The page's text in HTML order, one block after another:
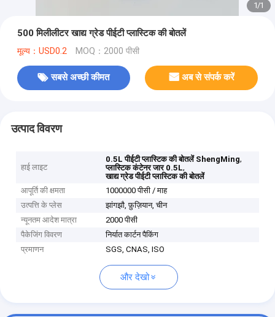
1/1
500 मिलीलीटर खाद्य ग्रेड पीईटी प्लास्टिक की बोतलें
मूल्य：USD0.2 MOQ：2000 पीसी
सबसे अच्छी कीमत अब से संपर्क करें
उत्पाद विवरण
हाई लाइट
0.5L पीईटी प्लास्टिक की बोतलें ShengMing,
प्लास्टिक कंटेनर जार 0.5L,
खाद्य ग्रेड पीईटी प्लास्टिक की बोतलें
आपूर्ति की क्षमता
1000000 पीसी / माह
उत्पत्ति के प्लेस
झांगझौ, फ़ुज़ियान, चीन
न्यूनतम आदेश मात्रा
2000 पीसी
पैकेजिंग विवरण
निर्यात कार्टन पैकिंग
प्रमाणन
SGS, CNAS, ISO
और देखो